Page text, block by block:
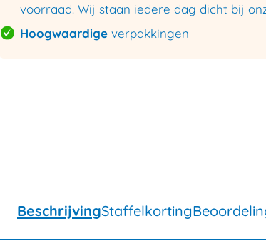
voorraad. Wij staan iedere dag dicht bij
Hoogwaardige verpakkingen
BeschrijvingStaffelkorting